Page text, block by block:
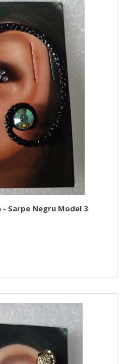
- Sarpe Negru Model 3